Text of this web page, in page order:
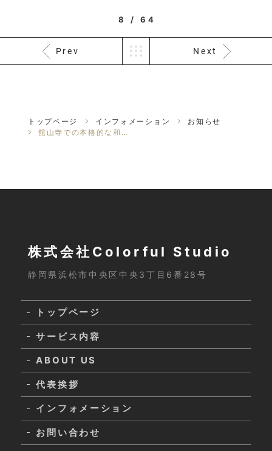
8 / 64
Prev Next
トップページ インフォメーション
お知らせ
舘山寺での本格的な和装フォト撮影プランはじめました
株式会社Colorful Studio
静岡県浜松市中央区中央3丁目6番28号
トップページ
サービス内容
ABOUT US
代表挨拶
インフォメーション
お問い合わせ